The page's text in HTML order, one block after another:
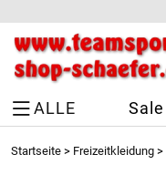
ALLE Sale
Startseite > Freizeitkleidung >